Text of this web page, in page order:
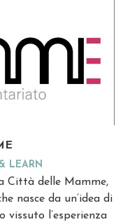
LEARN
Città delle Mamme,
nasce da un’idea di
vissuto l’esperienza